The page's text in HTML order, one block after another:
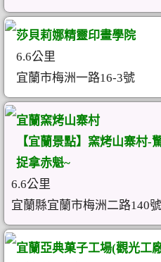
莎貝莉娜精靈印畫學院
6.6公里
宜蘭市梅洲一路16-3號
宜蘭窯烤山寨村
【宜蘭景點】窯烤山寨村-
捉拿赤魁~
6.6公里
宜蘭縣宜蘭市梅洲二路140號
宜蘭亞典菓子工場(觀光工